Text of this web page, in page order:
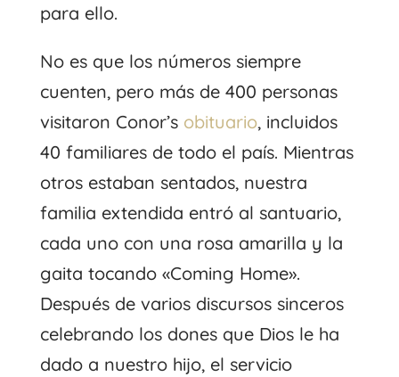
para ello.
No es que los números siempre
cuenten, pero más de 400 personas
visitaron Conor’sobituario, incluidos
40 familiares de todo el país. Mientras
otros estaban sentados, nuestra
familia extendida entró al santuario,
cada uno con una rosa amarilla y la
gaita tocando «Coming Home».
Después de varios discursos sinceros
celebrando los dones que Dios le ha
dado a nuestro hijo, el servicio